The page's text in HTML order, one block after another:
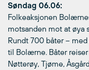
Søndag 06.06:
Folkeaksjonen
motsanden mot at øya
Rundt 700 båter –
til Bolærne. Båter
Nøtterøy, Tjøme,